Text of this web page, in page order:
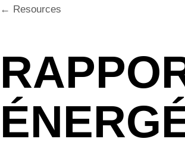
← Resources